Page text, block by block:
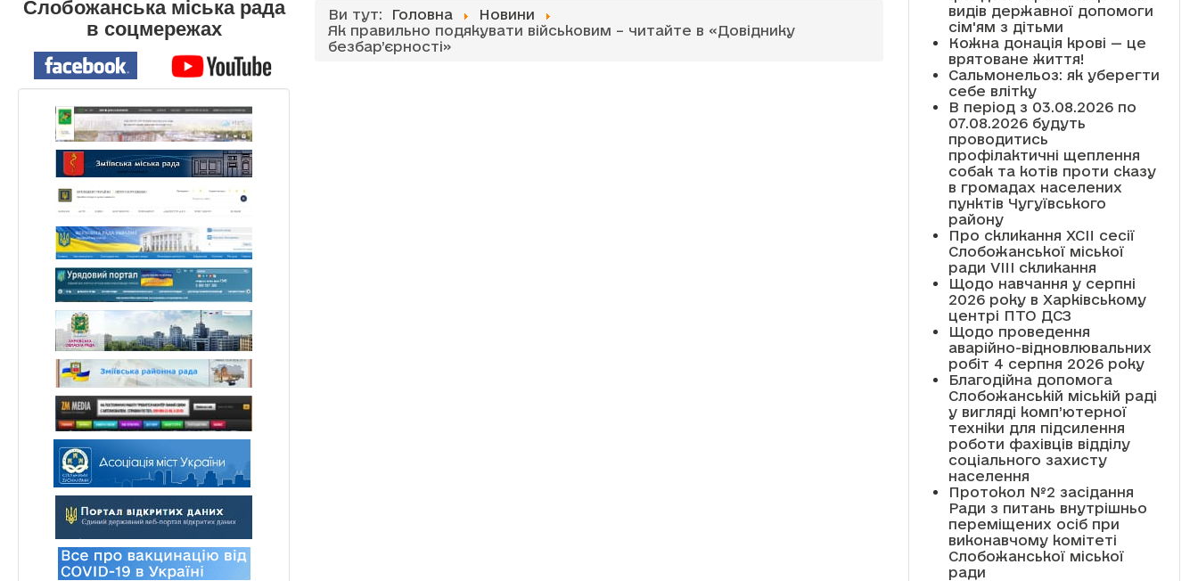
Слобожанська міська рада
в соцмережах
Ви тут: Головна
Новини
Як правильно подякувати військовим – читайте в «Довіднику
безбар’єрності»
видів державної допомоги
сім'ям з дітьми
Кожна донація крові — це
врятоване життя!
Сальмонельоз: як уберегти
себе влітку
В період з 03.08.2026 по
07.08.2026 будуть
проводитись
профілактичні щеплення
собак та котів проти сказу
в громадах населених
пунктів Чугуївського
району
Про скликання XCII сесії
Слобожанської міської
ради VIII скликання
Щодо навчання у серпні
2026 року в Харківському
центрі ПТО ДСЗ
Щодо проведення
аварійно-відновлювальних
робіт 4 серпня 2026 року
Благодійна допомога
Слобожанській міській раді
у вигляді комп’ютерної
техніки для підсилення
роботи фахівців відділу
соціального захисту
населення
Протокол №2 засідання
Ради з питань внутрішньо
переміщених осіб при
виконавчому комітеті
Слобожанської міської
ради